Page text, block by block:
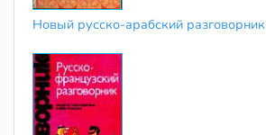
Новый русско-арабский разговорник